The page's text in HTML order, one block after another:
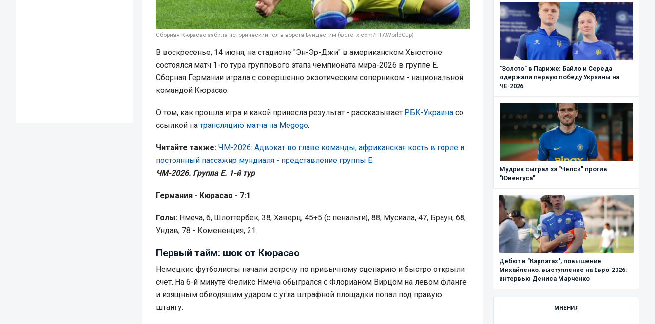
Сборная Кюрасао забила исторический гол в ворота Бундестим (фото: x.com/FIFAWorldCup)
В воскресенье, 14 июня, на стадионе "Эн-Эр-Джи" в американском Хьюстоне
состоялся матч 1-го тура группового этапа чемпионата мира-2026 в группе E.
Сборная Германии играла с совершенно экзотическим соперником - национальной
командой Кюрасао.
О том, как прошла игра и какой принесла результат - рассказывает РБК-Украина со
ссылкой натрансляцию матча на Megogo.
Читайте также: ЧМ-2026: Адвокат во главе команды, африканская кость в горле и
постоянный пассажир мундиаля - представление группы E
ЧМ-2026. Группа Е. 1-й тур
Германия - Кюрасао - 7:1
Голы: Нмеча, 6, Шлоттербек, 38, Хаверц, 45+5 (с пенальти), 88, Мусиала, 47, Браун, 68,
Ундав, 78 - Комененция, 21
Первый тайм: шок от Кюрасао
Немецкие футболисты начали встречу по привычному сценарию и быстро открыли
счет. На 6-й минуте Феликс Нмеча обыгрался с Флорианом Вирцом на левом фланге
и изящным обводящим ударом с угла штрафной площадки попал под правую
штангу.
"Золото" в Париже: Байло и Середа
одержали первую победу Украины на
ЧЕ-2026
Мудрик сыграл за "Челси" против
"Ювентуса"
Дебют в "Карпатах", повышение
Михайленко, выступление на Евро-2026:
интервью Дениса Марченко
МНЕНИЯ